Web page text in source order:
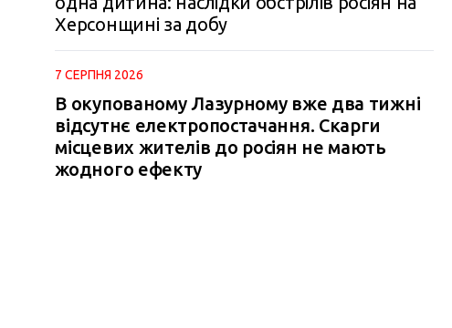
Херсонщині за добу
7 СЕРПНЯ 2026
В окупованому Лазурному вже два тижні
відсутнє електропостачання. Скарги
місцевих жителів до росіян не мають
жодного ефекту